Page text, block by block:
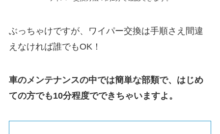
ぶっちゃけですが、ワイパー交換は手順さえ間違
えなければ誰でもOK！
車のメンテナンスの中では簡単な部類で、はじめ
ての方でも10分程度でできちゃいますよ。